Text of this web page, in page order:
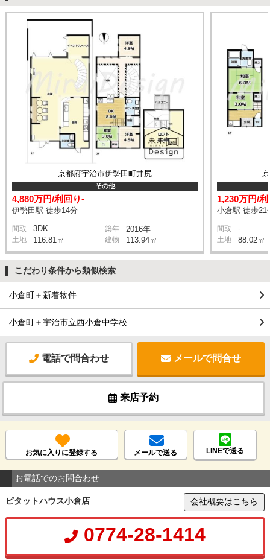
京都府宇治市伊勢田町井尻
その他
4,880万円/利回り-
伊勢田駅 徒歩14分
間取 3DK 築年 2016年
土地 116.81㎡ 建物 113.94㎡
1,230万円/
小倉駅 徒歩21
間取 -
土地 88.02㎡
こだわり条件から類似検索
小倉町＋新着物件
小倉町＋宇治市立西小倉中学校
電話で問合わせ メールで問合せ
来店予約
お気に入りに登録する メールで送る LINEで送る
お電話でのお問合わせ
ピタットハウス小倉店 会社概要はこちら
0774-28-1414